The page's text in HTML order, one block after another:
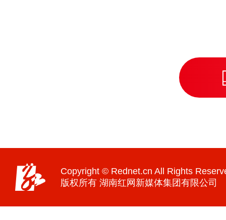
Copyright © Rednet.cn All Rights
版权所有 湖南红网新媒体集团有限公司